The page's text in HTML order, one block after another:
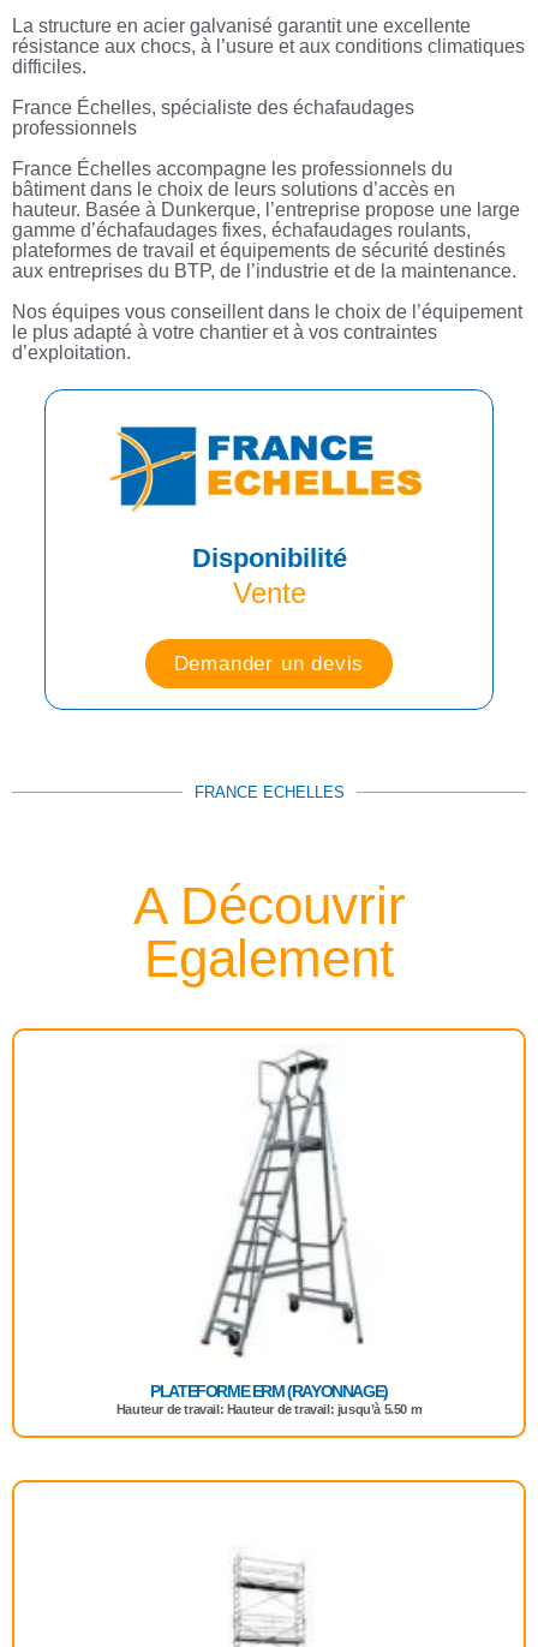
La structure en acier galvanisé garantit une excellente
résistance aux chocs, à l’usure et aux conditions climatiques
difficiles.
France Échelles, spécialiste des échafaudages
professionnels
France Échelles accompagne les professionnels du
bâtiment dans le choix de leurs solutions d’accès en
hauteur. Basée à Dunkerque, l’entreprise propose une large
gamme d’échafaudages fixes, échafaudages roulants,
plateformes de travail et équipements de sécurité destinés
aux entreprises du BTP, de l’industrie et de la maintenance.
Nos équipes vous conseillent dans le choix de l’équipement
le plus adapté à votre chantier et à vos contraintes
d’exploitation.
Disponibilité
Vente
Demander un devis
FRANCE ECHELLES
A Découvrir
Egalement
PLATEFORME ERM (RAYONNAGE)
Hauteur de travail: Hauteur de travail: jusqu’à 5.50 m